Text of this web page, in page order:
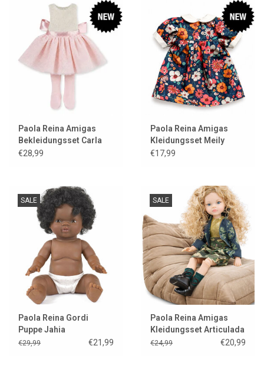
Paola Reina Amigas
Bekleidungsset Carla
Ballerina
€28,99
Paola Reina Amigas
Kleidungsset Meily
€17,99
SALE
Paola Reina Gordi
Puppe Jahia
€29,99 €21,99
SALE
Paola Reina Amigas
Kleidungsset Articulada
Manica
€24,99 €20,99